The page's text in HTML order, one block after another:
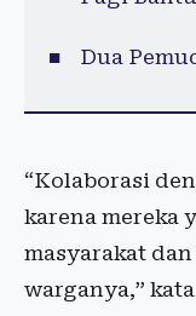
Dua
“Kolaborasi
karena mereka
masyarakat
warganya,”